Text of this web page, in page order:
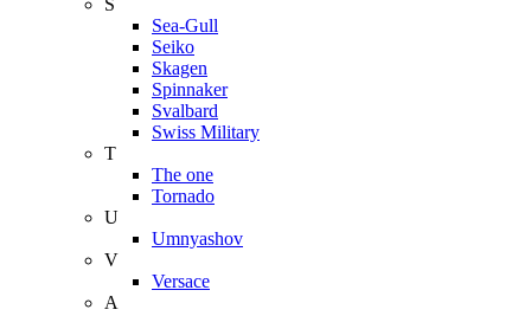
S
Sea-Gull
Seiko
Skagen
Spinnaker
Svalbard
Swiss Military
T
The one
Tornado
U
Umnyashov
V
Versace
А